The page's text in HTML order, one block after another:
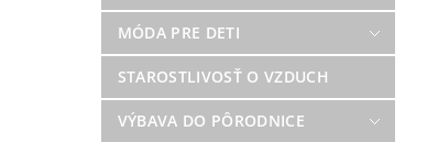
MÓDA PRE DETI
STAROSTLIVOSŤ O VZDUCH
VÝBAVA DO PÔRODNICE